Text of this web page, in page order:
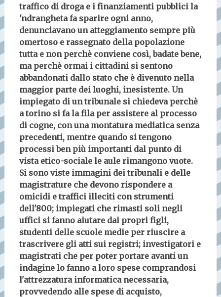
traffico di droga e i finanziamenti pubblici la
'ndrangheta fa sparire ogni anno,
denunciavano un atteggiamento sempre più
omertoso e rassegnato della popolazione
tutta e non perchè conviene così, badate bene,
ma perchè ormai i cittadini si sentono
abbandonati dallo stato che è divenuto nella
maggior parte dei luoghi, inesistente. Un
impiegato di un tribunale si chiedeva perchè
a torino si fa la fila per assistere al processo
di cogne, con una montatura mediatica senza
precedenti, mentre quando si tengono
processi ben più importanti dal punto di
vista etico-sociale le aule rimangono vuote.
Si sono viste immagini dei tribunali e delle
magistrature che devono rispondere a
omicidi e traffici illeciti con strumenti
dell'800; impiegati che rimasti soli negli
uffici si fanno aiutare dai propri figli,
studenti delle scuole medie per riuscire a
trascrivere gli atti sui registri; investigatori e
magistrati che per poter portare avanti un
indagine lo fanno a loro spese comprandosi
l'attrezzatura informatica necessaria,
provvedendo alle spese di acquisto,